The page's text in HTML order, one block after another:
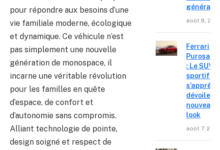
pour répondre aux besoins d’une
vie familiale moderne, écologique
et dynamique. Ce véhicule n’est
pas simplement une nouvelle
génération de monospace, il
incarne une véritable révolution
pour les familles en quête
d’espace, de confort et
d’autonomie sans compromis.
Alliant technologie de pointe,
design soigné et respect de
août 8,
Ferrari
: Le SUV
sportif
s’apprête
dévoiler
nouveau
look
août 7,